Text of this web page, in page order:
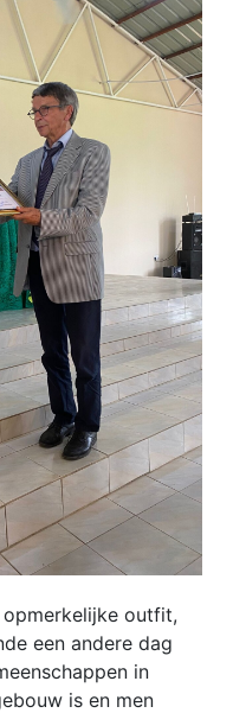
opmerkelijke outfit,
een andere dag
in
is en men